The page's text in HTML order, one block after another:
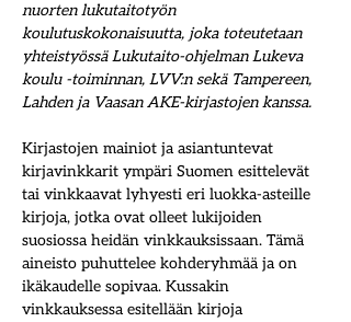
nuorten lukutaitotyön
koulutuskokonaisuutta, joka toteutetaan
yhteistyössä Lukutaito-ohjelman Lukeva
koulu -toiminnan, LVV:n sekä Tampereen,
Lahden ja Vaasan AKE-kirjastojen kanssa.
Kirjastojen mainiot ja asiantuntevat
kirjavinkkarit ympäri Suomen esittelevät
tai vinkkaavat lyhyesti eri luokka-asteille
kirjoja, jotka ovat olleet lukijoiden
suosiossa heidän vinkkauksissaan. Tämä
aineisto puhuttelee kohderyhmää ja on
ikäkaudelle sopivaa. Kussakin
vinkkauksessa esitellään kirjoja